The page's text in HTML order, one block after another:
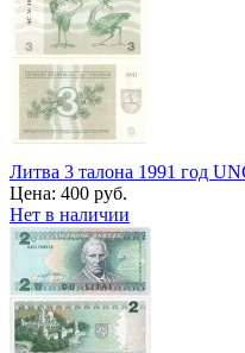
Литва 3 талона 1991 год
Цена: 400 руб.
Нет в наличии